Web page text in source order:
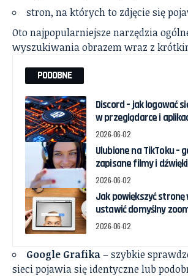
stron, na których to zdjęcie się
Oto najpopularniejsze narzędzia
wyszukiwania obrazem wraz z
PODOBNE
Discord – jak logować
w przeglądarce i
2026-06-02
Ulubione na TikToku –
zapisane filmy i dźwięki
2026-06-02
Jak powiększyć stronę
ustawić domyślny
2026-06-02
Google Grafika– szybkie
sieci pojawia się identyczne lub